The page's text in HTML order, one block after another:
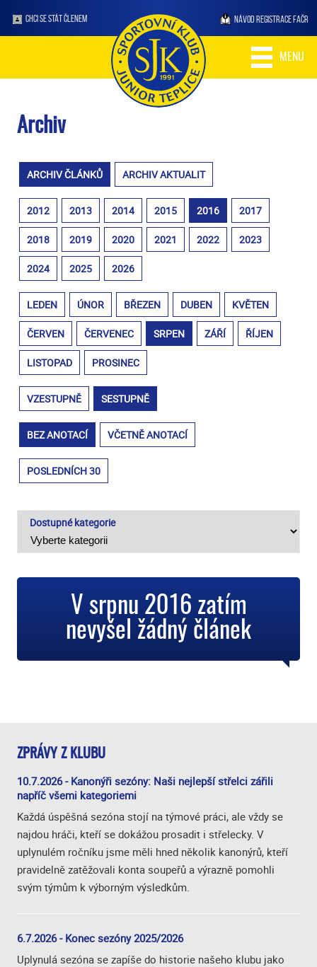
CHCI SE STÁT ČLENEM NÁVOD REGISTRACE FAČR
MENU
Archiv
ARCHIV ČLÁNKŮ ARCHIV AKTUALIT
2012 2013 2014 2015 2016 2017
2018 2019 2020 2021 2022 2023
2024 2025 2026
LEDEN ÚNOR BŘEZEN DUBEN KVĚTEN
ČERVEN ČERVENEC SRPEN ZÁŘÍ ŘÍJEN
LISTOPAD PROSINEC
VZESTUPNĚ SESTUPNĚ
BEZ ANOTACÍ VČETNĚ ANOTACÍ
POSLEDNÍCH 30
Dostupné kategorie
V srpnu 2016 zatím
nevyšel žádný článek
ZPRÁVY Z KLUBU
10.7.2026 - Kanonýři sezóny: Naši nejlepší střelci zářili
napříč všemi kategoriemi
Každá úspěšná sezóna stojí na týmové práci, ale vždy se
najdou hráči, kteří se dokážou prosadit i střelecky. V
uplynulém ročníku jsme měli hned několik kanonýrů, kteří
pravidelně zatěžovali konta soupeřů a výrazně pomohli
svým týmům k výborným výsledkům.
6.7.2026 - Konec sezóny 2025/2026
Uplynulá sezóna se zapíše do historie našeho klubu jako